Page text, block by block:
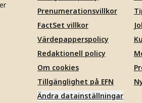
Prenumerationsvillkor
FactSet villkor
Värdepapperspolicy
Redaktionell policy
Om cookies
Tillgänglighet på EFN
Ändra datainställningar